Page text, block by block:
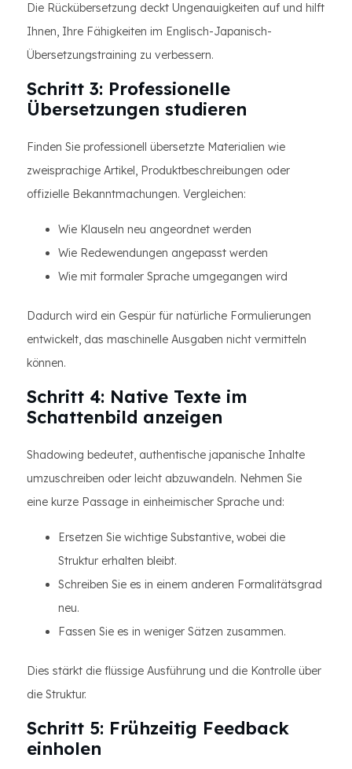
Die Rückübersetzung deckt Ungenauigkeiten auf und hilft
Ihnen, Ihre Fähigkeiten im Englisch-Japanisch-
Übersetzungstraining zu verbessern.
Schritt 3: Professionelle
Übersetzungen studieren
Finden Sie professionell übersetzte Materialien wie
zweisprachige Artikel, Produktbeschreibungen oder
offizielle Bekanntmachungen. Vergleichen:
Wie Klauseln neu angeordnet werden
Wie Redewendungen angepasst werden
Wie mit formaler Sprache umgegangen wird
Dadurch wird ein Gespür für natürliche Formulierungen
entwickelt, das maschinelle Ausgaben nicht vermitteln
können.
Schritt 4: Native Texte im
Schattenbild anzeigen
Shadowing bedeutet, authentische japanische Inhalte
umzuschreiben oder leicht abzuwandeln. Nehmen Sie
eine kurze Passage in einheimischer Sprache und:
Ersetzen Sie wichtige Substantive, wobei die
Struktur erhalten bleibt.
Schreiben Sie es in einem anderen Formalitätsgrad
neu.
Fassen Sie es in weniger Sätzen zusammen.
Dies stärkt die flüssige Ausführung und die Kontrolle über
die Struktur.
Schritt 5: Frühzeitig Feedback
einholen